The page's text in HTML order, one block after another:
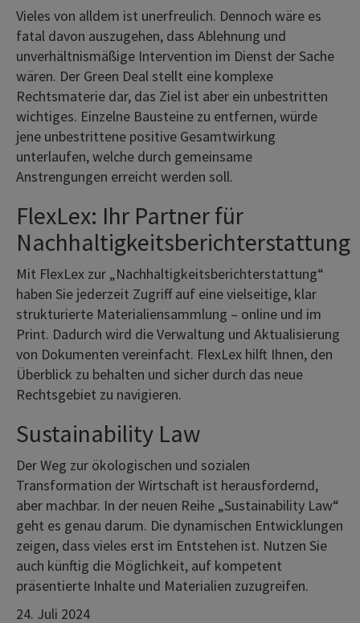
Vieles von alldem ist unerfreulich. Dennoch wäre es
fatal davon auszugehen, dass Ablehnung und
unverhältnismäßige Intervention im Dienst der Sache
wären. Der Green Deal stellt eine komplexe
Rechtsmaterie dar, das Ziel ist aber ein unbestritten
wichtiges. Einzelne Bausteine zu entfernen, würde
jene unbestrittene positive Gesamtwirkung
unterlaufen, welche durch gemeinsame
Anstrengungen erreicht werden soll.
FlexLex: Ihr Partner für
Nachhaltigkeitsberichterstattung
Mit FlexLex zur „Nachhaltigkeitsberichterstattung“
haben Sie jederzeit Zugriff auf eine vielseitige, klar
strukturierte Materialiensammlung – online und im
Print. Dadurch wird die Verwaltung und Aktualisierung
von Dokumenten vereinfacht. FlexLex hilft Ihnen, den
Überblick zu behalten und sicher durch das neue
Rechtsgebiet zu navigieren.
Sustainability Law
Der Weg zur ökologischen und sozialen
Transformation der Wirtschaft ist herausfordernd,
aber machbar. In der neuen Reihe „Sustainability Law“
geht es genau darum. Die dynamischen Entwicklungen
zeigen, dass vieles erst im Entstehen ist. Nutzen Sie
auch künftig die Möglichkeit, auf kompetent
präsentierte Inhalte und Materialien zuzugreifen.
24. Juli 2024